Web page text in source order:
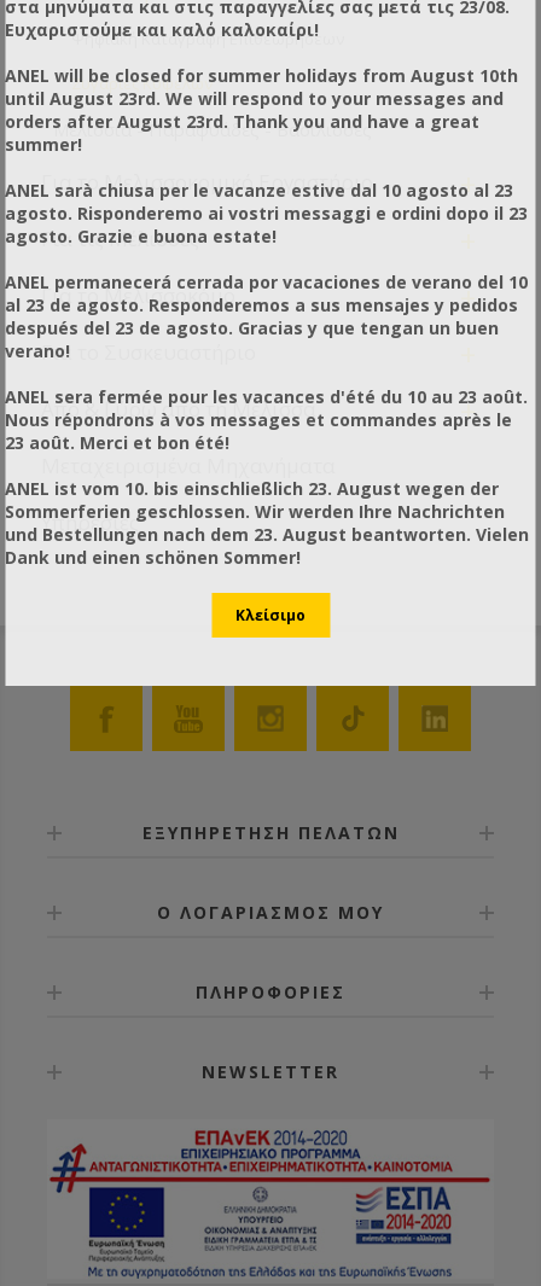
Ψηφιακή Καταγραφή Επιθεωρήσεων
Ζυγαριές Κυψελών
Μελίσσια - Παραφυάδες - Βασίλισσες
Για το Μελισσοκομικό Εργαστήριο +
Για τις Μέλισσες
Για το Μελισσοκόμο +
Για το Συσκευαστήριο
Από & Γύρω από τη Μέλισσα +
Υπηρεσίες
ΕΞΥΠΗΡΕΤΗΣΗ ΠΕΛΑΤΩΝ
Ο ΛΟΓΑΡΙΑΣΜΟΣ ΜΟΥ
ΠΛΗΡΟΦΟΡΙΕΣ
NEWSLETTER
στα μηνύματα και στις παραγγελίες σας μετά τις 23/08.
Ευχαριστούμε και καλό καλοκαίρι!
ANEL will be closed for summer holidays from August 10th
until August 23rd. We will respond to your messages and
orders after August 23rd. Thank you and have a great
summer!
ANEL sarà chiusa per le vacanze estive dal 10 agosto al 23
agosto. Risponderemo ai vostri messaggi e ordini dopo il 23
agosto. Grazie e buona estate!
ANEL permanecerá cerrada por vacaciones de verano del 10
al 23 de agosto. Responderemos a sus mensajes y pedidos
después del 23 de agosto. Gracias y que tengan un buen
verano!
ANEL sera fermée pour les vacances d'été du 10 au 23 août.
Nous répondrons à vos messages et commandes après le
23 août. Merci et bon été!
ANEL ist vom 10. bis einschließlich 23. August wegen der
Sommerferien geschlossen. Wir werden Ihre Nachrichten
und Bestellungen nach dem 23. August beantworten. Vielen
Dank und einen schönen Sommer!